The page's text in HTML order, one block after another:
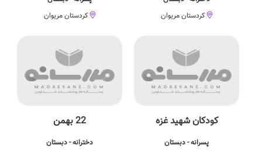
کردستان مریوان
کردستان مریوان
کودکان شهید غزه
پسرانه - دبستان
22 بهمن
دخترانه - دبستان